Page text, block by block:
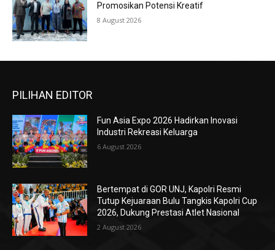
Promosikan Potensi Kreatif
8 August 2026
PILIHAN EDITOR
Fun Asia Expo 2026 Hadirkan Inovasi
Industri Rekreasi Keluarga
6 August 2026
Bertempat di GOR UNJ, Kapolri Resmi
Tutup Kejuaraan Bulu Tangkis Kapolri Cup
2026, Dukung Prestasi Atlet Nasional
2 August 2026